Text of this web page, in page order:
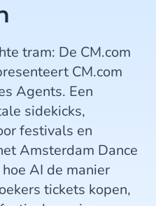
tram: De CM.com
CM.com
Agents. Een
sidekicks,
festivals en
Amsterdam Dance
AI de manier
tickets kopen,